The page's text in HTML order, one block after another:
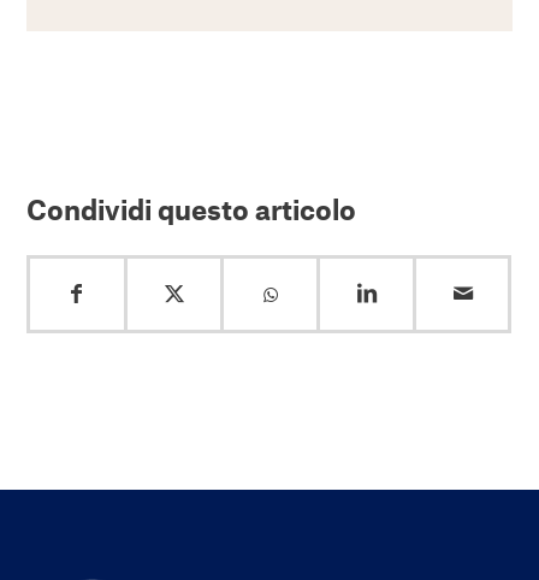
Condividi questo articolo